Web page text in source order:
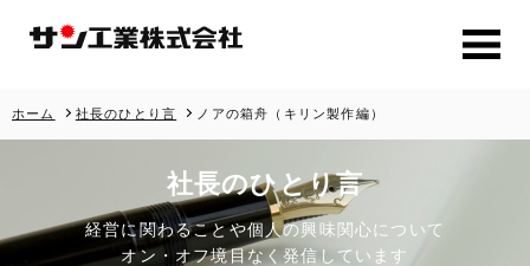
ホーム 社長のひとり言 ノアの箱舟（キリン製作編）
社長のひとり言
経営に関わることや個人の興味関心について
オン・オフ境目なく発信しています